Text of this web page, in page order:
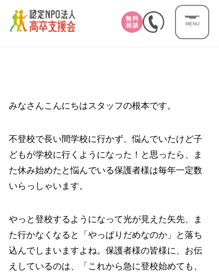
無料
相談
MENU
みなさんこんにちはスタッフの根本です。
不登校で長い間学校に行かず、悩んでいたけど子
どもが学校に行くようになった！と思ったら、ま
た休み始めたと悩んでいる保護者様は毎年一定数
いらっしゃいます。
やっと登校するようになって光が見えた矢先、ま
た行かなくなると「やっぱりだめなのか」と落ち
込んでしまいますよね。保護者様の皆様に、お伝
えしているのは、「これから急に登校始めても、